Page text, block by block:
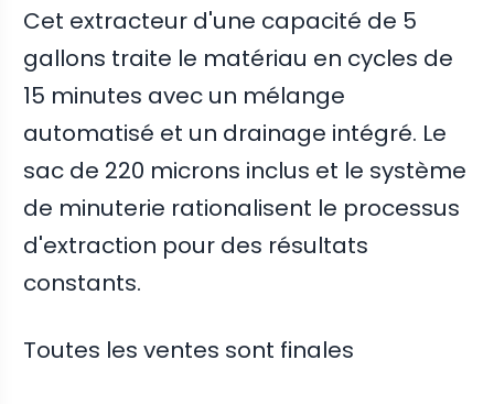
Cet extracteur d'une capacité de 5
gallons traite le matériau en cycles de
15 minutes avec un mélange
automatisé et un drainage intégré. Le
sac de 220 microns inclus et le système
de minuterie rationalisent le processus
d'extraction pour des résultats
constants.
Toutes les ventes sont finales